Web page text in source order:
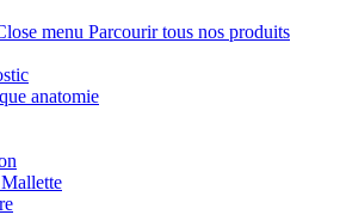
Parcourir tous nos produits
anatomie